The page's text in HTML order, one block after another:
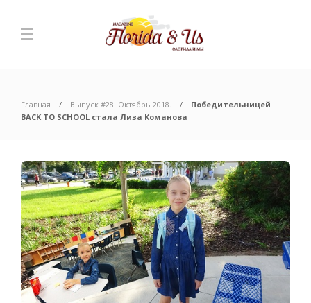
Главная Выпуск #28. Октябрь 2018.
Победительницей
BACK TO SCHOOL стала Лиза Команова